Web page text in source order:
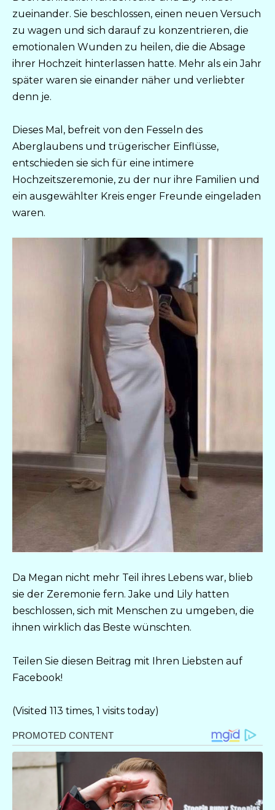
zueinander. Sie beschlossen, einen neuen Versuch
zu wagen und sich darauf zu konzentrieren, die
emotionalen Wunden zu heilen, die die Absage
ihrer Hochzeit hinterlassen hatte. Mehr als ein Jahr
später waren sie einander näher und verliebter
denn je.
Dieses Mal, befreit von den Fesseln des
Aberglaubens und trügerischer Einflüsse,
entschieden sie sich für eine intimere
Hochzeitszeremonie, zu der nur ihre Familien und
ein ausgewählter Kreis enger Freunde eingeladen
waren.
Da Megan nicht mehr Teil ihres Lebens war, blieb
sie der Zeremonie fern. Jake und Lily hatten
beschlossen, sich mit Menschen zu umgeben, die
ihnen wirklich das Beste wünschten.
Teilen Sie diesen Beitrag mit Ihren Liebsten auf
Facebook!
(Visited 113 times, 1 visits today)